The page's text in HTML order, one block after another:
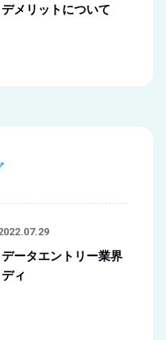
メリットについて
ータエントリー業界
ィ